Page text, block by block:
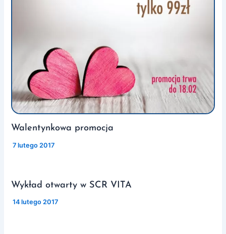
Walentynkowa promocja
/
7 lutego 2017
Wykład otwarty w SCR VITA
/
14 lutego 2017